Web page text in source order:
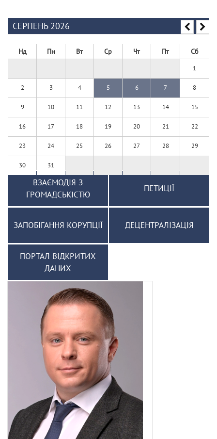
СЕРПЕНЬ 2026
Нд Пн Вт Ср Чт Пт Сб
1
2 3 4 5 6 7 8
9 10 11 12 13 14 15
16 17 18 19 20 21 22
23 24 25 26 27 28 29
30 31
ВЗАЄМОДІЯ З
ГРОМАДСЬКІСТЮ
ПЕТИЦІЇ
ЗАПОБІГАННЯ КОРУПЦІЇ ДЕЦЕНТРАЛІЗАЦІЯ
ПОРТАЛ ВІДКРИТИХ
ДАНИХ